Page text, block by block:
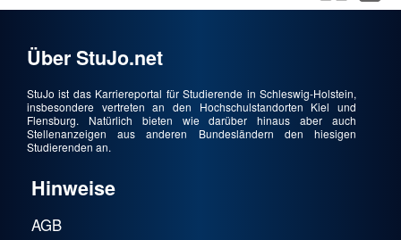
Über StuJo.net
StuJo ist das Karriereportal für Studierende in Schleswig-Holstein,
insbesondere vertreten an den Hochschulstandorten Kiel und
Flensburg. Natürlich bieten wie darüber hinaus aber auch
Stellenanzeigen aus anderen Bundesländern den hiesigen
Studierenden an.
Hinweise
AGB